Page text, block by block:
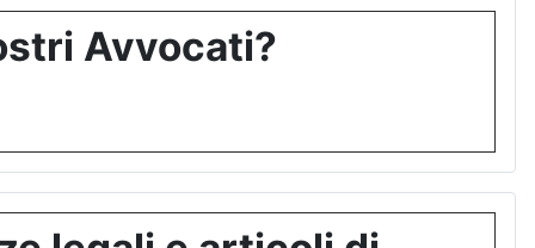
Avvocati?